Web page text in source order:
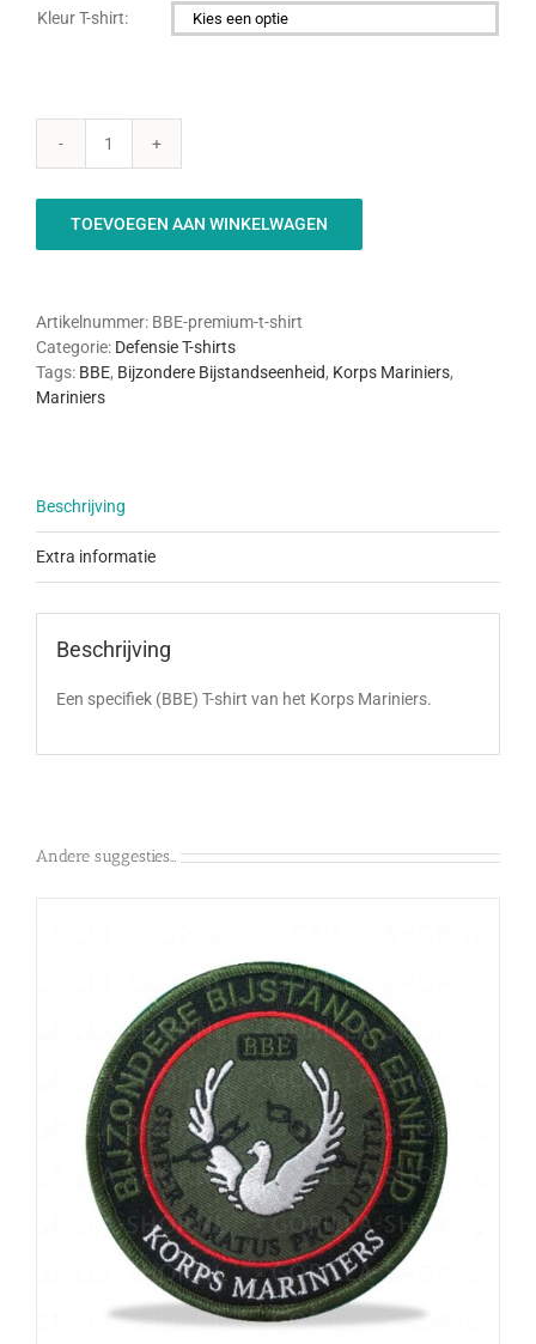

Kleur T-shirt:
BBE
T-
shirt
aantal
TOEVOEGEN AAN WINKELWAGEN
Artikelnummer: BBE-premium-t-shirt
Categorie: Defensie T-shirts
Tags: BBE, Bijzondere Bijstandseenheid, Korps Mariniers,
Mariniers
Beschrijving
Extra informatie
Beschrijving
Een specifiek (BBE) T-shirt van het Korps Mariniers.
Andere suggesties…